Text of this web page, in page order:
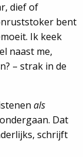
dief of
bent
Ik keek
naast me,
– strak in de
als
Dat
schrijft